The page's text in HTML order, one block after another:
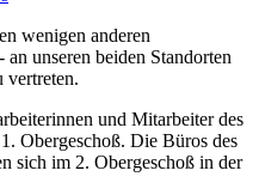
wenigen anderen
unseren beiden Standorten
vertreten.
und Mitarbeiter des
Obergeschoß. Die Büros des
sich im 2. Obergeschoß in der